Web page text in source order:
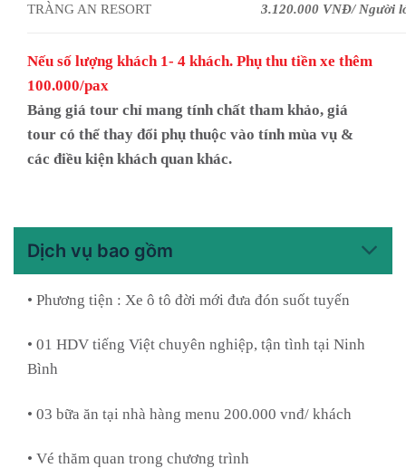
TRÀNG AN RESORT 3.120.000 VNĐ/ Người
Nếu số lượng khách 1- 4 khách. Phụ thu tiền xe thêm
100.000/pax
Bảng giá tour chỉ mang tính chất tham khảo, giá
tour có thể thay đổi phụ thuộc vào tính mùa vụ &
các điều kiện khách quan khác.
Dịch vụ bao gồm
• Phương tiện : Xe ô tô đời mới đưa đón suốt tuyến
• 01 HDV tiếng Việt chuyên nghiệp, tận tình tại Ninh
Bình
• 03 bữa ăn tại nhà hàng menu 200.000 vnđ/ khách
• Vé thăm quan trong chương trình